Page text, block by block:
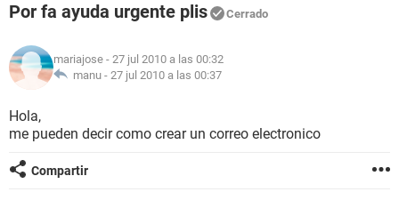
Por fa ayuda urgente plis Cerrado
mariajose - 27 jul 2010 a las 00:32
manu - 27 jul 2010 a las 00:37
Hola,
me pueden decir como crear un correo electronico
Compartir